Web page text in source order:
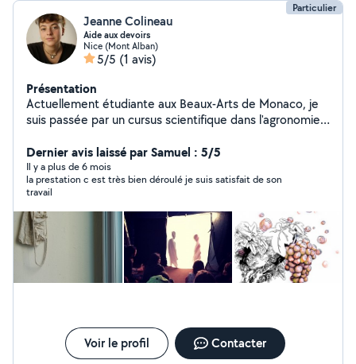
Particulier
Jeanne Colineau
Aide aux devoirs
Nice (Mont Alban)
5/5 (1 avis)
Présentation
Actuellement étudiante aux Beaux-Arts de Monaco, je
suis passée par un cursus scientifique dans l'agronomie.
goût pour l'éducation et la transmission à ma passion:
l'art. J'ai un bac scientifique option maths et j'ai un bon
niveau en anglais grâce à mes voyages. Je peux donc
proposer mon aide pour les devoirs dans les matières
scientifiques, artistiques, philosophie, français et anglais.
Je suis dans la nécessité de trouver quelques revenus
pour poursuivre mes études, j'ai aussi l'habitude de faire
du babysitting et le ménage, si cela vous intéresse.
Dernier avis laissé par Samuel : 5/5
Il y a plus de 6 mois
la prestation c est très bien déroulé je suis satisfait de son
travail
Voir le profil Contacter